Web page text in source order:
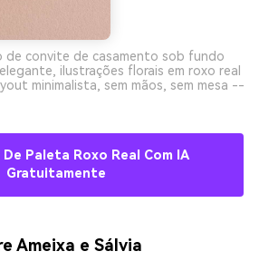
de convite de casamento sob fundo
ilustrações florais em roxo real
minimalista, sem mãos, sem mesa --
De Paleta Roxo Real Com IA
Gratuitamente
Ameixa e Sálvia